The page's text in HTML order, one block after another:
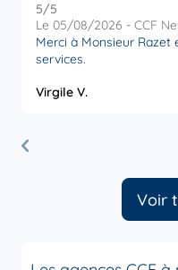
5/5
Le 05/08/2026 - CCF
Merci à Monsieur Razet
services.
Virgile V.
Voir